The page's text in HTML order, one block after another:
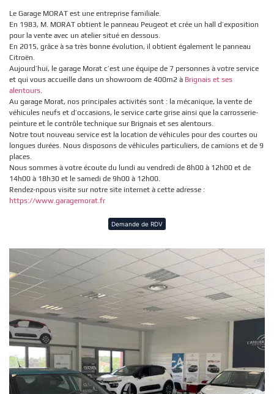
Le Garage MORAT est une entreprise familiale.
En 1983, M. MORAT obtient le panneau Peugeot et crée un hall d’exposition
pour la vente avec un atelier situé en dessous.
En 2015, grâce à sa très bonne évolution, il obtient également le panneau
Citroën.
Aujourd’hui, le garage Morat c’est une équipe de 7 personnes à votre service
et qui vous accueille dans un showroom de 400m2 à Brignais et ses
alentours.
Au garage Morat, nos principales activités sont : la mécanique, la vente de
véhicules neufs et d’occasions, le service carte grise ainsi que la carrosserie-
peinture et le contrôle technique sur Brignais et ses alentours.
Notre tout nouveau service est la location de véhicules pour des courtes ou
longues durées. Nous disposons de véhicules particuliers, de camions et de 9
places.
Nous sommes à votre écoute du lundi au vendredi de 8h00 à 12h00 et de
14h00 à 18h30 et le samedi de 9h00 à 12h00.
Rendez-npous visite sur notre site internet à cette adresse :
https://www.garagemorat.fr
Demande de RDV